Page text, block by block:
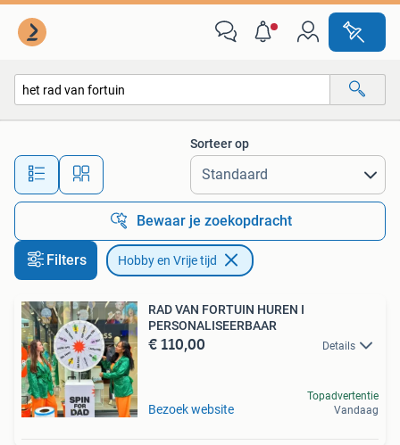
Alle afstanden…
Sorteer op
Bewaar je zoekopdracht
Filters Hobby en Vrije tijd
RAD VAN FORTUIN HUREN I
PERSONALISEERBAAR
€ 110,00 Details
Bezoek website
Topadvertentie
Vandaag